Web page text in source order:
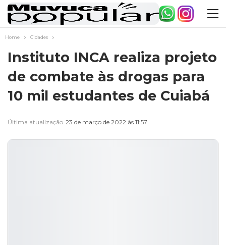
Home Cidades
Instituto INCA realiza projeto
de combate às drogas para
10 mil estudantes de Cuiabá
Última atualização 23 de março de 2022 às 11:57